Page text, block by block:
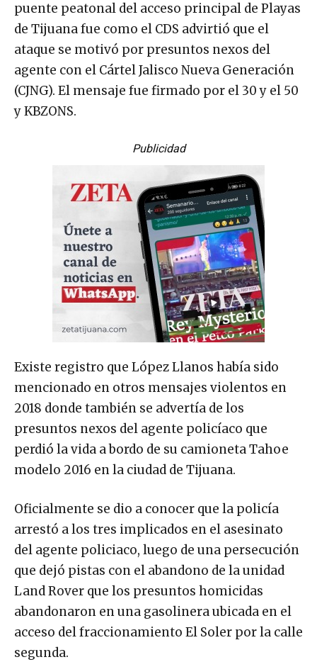
puente peatonal del acceso principal de Playas
de Tijuana fue como el CDS advirtió que el
ataque se motivó por presuntos nexos del
agente con el Cártel Jalisco Nueva Generación
(CJNG). El mensaje fue firmado por el 30 y el 50
y KBZONS.
Publicidad
Existe registro que López Llanos había sido
mencionado en otros mensajes violentos en
2018 donde también se advertía de los
presuntos nexos del agente policíaco que
perdió la vida a bordo de su camioneta Tahoe
modelo 2016 en la ciudad de Tijuana.
Oficialmente se dio a conocer que la policía
arrestó a los tres implicados en el asesinato
del agente policiaco, luego de una persecución
que dejó pistas con el abandono de la unidad
Land Rover que los presuntos homicidas
abandonaron en una gasolinera ubicada en el
acceso del fraccionamiento El Soler por la calle
segunda.